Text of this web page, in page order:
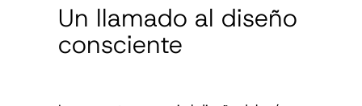
Un llamado al diseño
consciente